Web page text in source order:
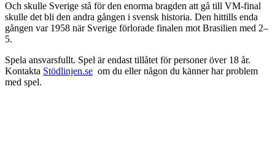
Och skulle Sverige stå för den enorma bragden att gå till VM-final
skulle det bli den andra gången i svensk historia. Den hittills enda
gången var 1958 när Sverige förlorade finalen mot Brasilien med 2–
5.
Spela ansvarsfullt. Spel är endast tillåtet för personer över 18 år.
Kontakta Stödlinjen.se om du eller någon du känner har problem
med spel.